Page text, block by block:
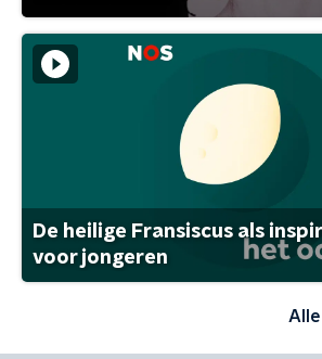
De heilige Fransiscus als
voor jongeren